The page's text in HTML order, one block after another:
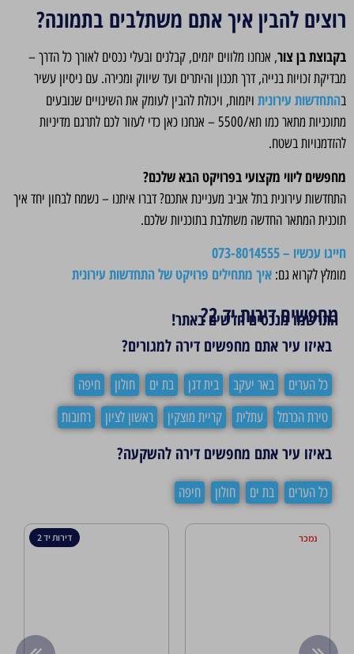
רוצים להבין איך אתם משתלבים בתמונה?
בקבוצת בן צור, אנחנו מלווים יזמים, קבלנים ובעלי נכסים לאורך כל הדרך –
מבדיקת זכויות בנייה, דרך תכנון והיתרים ועד שיווק ומכירה. עם ניסיון עשיר
בהתחדשות עירונית ויזמות, ויכולת להבין לעומק את השינויים שנובעים
מתוכניות מתאר כמו תא/5500 – אנחנו כאן כדי לעזור לכם לתרגם מדיניות
להזדמנויות בשטח.
מחפשים ליווי מקצועי בפרויקט הבא שלכם?
התחדשות עירונית בתל אביב מעניינת אתכם? דברו איתנו – נשמח לבחון יחד איך
תוכנית המתאר החדשה משתלבת בתוכניות שלכם.
חייגו עכשיו – 073-8014555
מומלץ לקרוא גם: איך מתחילים פרויקט של התחדשות עירונית
מחפשים דירות יד 2?
התרשמו מנכסים חדשים באתר!
באיזו עיר אתם מחפשים דירה למגורים?
כל הערים באר יעקב בית דגן בת ים חולון
חיפה
טירת הכרמל
עתלית קריית מוצקין ראשון לציון רחובות
באיזו עיר אתם מחפשים דירה להשקעה?
כל הערים בת ים חולון חיפה
נמכר דירות יד 2